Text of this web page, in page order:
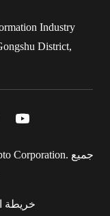
Industry
District,

Corporation.
خريطة